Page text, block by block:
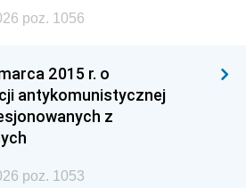
poz. 1056
2015 r. o
antykomunistycznej
z
poz. 1053